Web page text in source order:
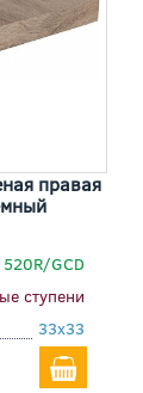
правая
GCD
ступени
33x33